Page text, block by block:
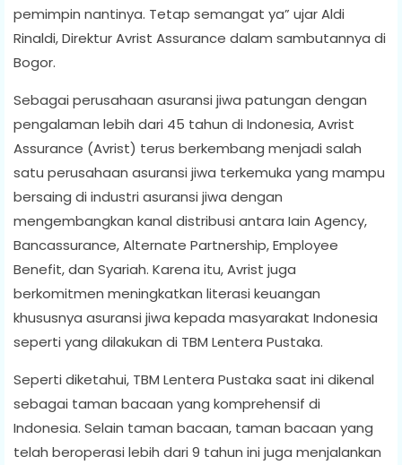
pemimpin nantinya. Tetap semangat ya” ujar Aldi
Rinaldi, Direktur Avrist Assurance dalam sambutannya di
Bogor.
Sebagai perusahaan asuransi jiwa patungan dengan
pengalaman lebih dari 45 tahun di Indonesia, Avrist
Assurance (Avrist) terus berkembang menjadi salah
satu perusahaan asuransi jiwa terkemuka yang mampu
bersaing di industri asuransi jiwa dengan
mengembangkan kanal distribusi antara Iain Agency,
Bancassurance, Alternate Partnership, Employee
Benefit, dan Syariah. Karena itu, Avrist juga
berkomitmen meningkatkan literasi keuangan
khususnya asuransi jiwa kepada masyarakat Indonesia
seperti yang dilakukan di TBM Lentera Pustaka.
Seperti diketahui, TBM Lentera Pustaka saat ini dikenal
sebagai taman bacaan yang komprehensif di
Indonesia. Selain taman bacaan, taman bacaan yang
telah beroperasi lebih dari 9 tahun ini juga menjalankan